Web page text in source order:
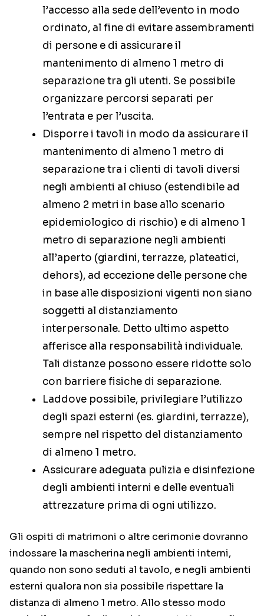
l’accesso alla sede dell’evento in modo
ordinato, al fine di evitare assembramenti
di persone e di assicurare il
mantenimento di almeno 1 metro di
separazione tra gli utenti. Se possibile
organizzare percorsi separati per
l’entrata e per l’uscita.
Disporre i tavoli in modo da assicurare il
mantenimento di almeno 1 metro di
separazione tra i clienti di tavoli diversi
negli ambienti al chiuso (estendibile ad
almeno 2 metri in base allo scenario
epidemiologico di rischio) e di almeno 1
metro di separazione negli ambienti
all’aperto (giardini, terrazze, plateatici,
dehors), ad eccezione delle persone che
in base alle disposizioni vigenti non siano
soggetti al distanziamento
interpersonale. Detto ultimo aspetto
afferisce alla responsabilità individuale.
Tali distanze possono essere ridotte solo
con barriere fisiche di separazione.
Laddove possibile, privilegiare l’utilizzo
degli spazi esterni (es. giardini, terrazze),
sempre nel rispetto del distanziamento
di almeno 1 metro.
Assicurare adeguata pulizia e disinfezione
degli ambienti interni e delle eventuali
attrezzature prima di ogni utilizzo.
Gli ospiti di matrimoni o altre cerimonie dovranno
indossare la mascherina negli ambienti interni,
quando non sono seduti al tavolo, e negli ambienti
esterni qualora non sia possibile rispettare la
distanza di almeno 1 metro. Allo stesso modo